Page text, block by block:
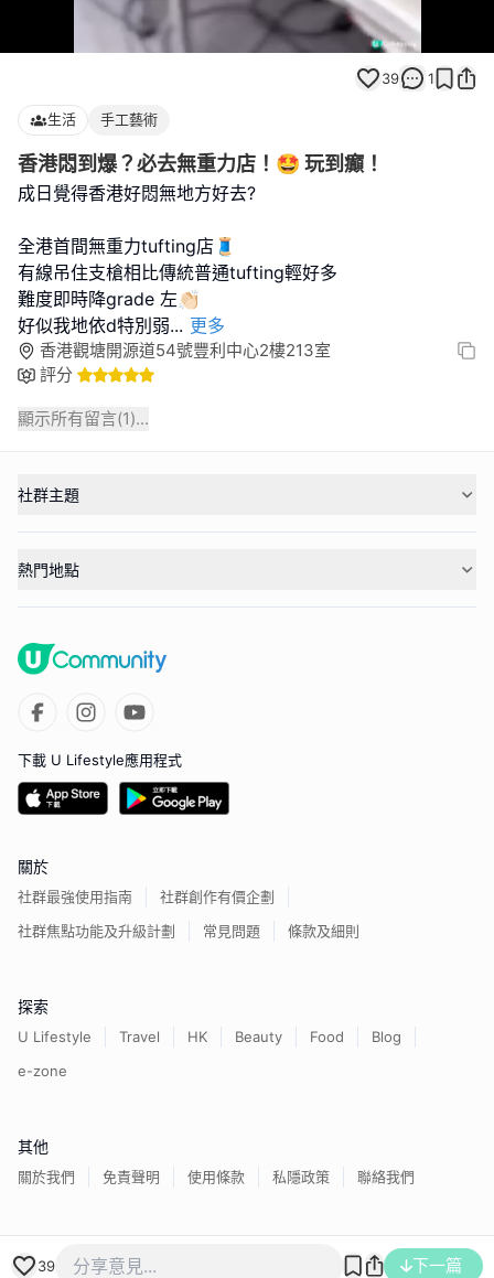
100.00%
39 1
生活 手工藝術
香港悶到爆？必去無重力店！🤩 玩到癲！
成日覺得香港好悶無地方好去?
全港首間無重力tufting店🧵
有線吊住支槍相比傳統普通tufting輕好多
難度即時降grade 左👏🏻
好似我地依d特別弱... 更多
香港觀塘開源道54號豐利中心2樓213室
評分
顯示所有留言(1)...
39 下一篇
社群主題
熱門地點
下載 U Lifestyle應用程式
關於
社群最強使用指南
社群創作有價企劃
社群焦點功能及升級計劃
常見問題 條款及細則
探索
U Lifestyle Travel HK Beauty Food
Blog
e-zone
其他
關於我們 免責聲明 使用條款 私隱政策 聯絡我們
香港經濟日報版權所有©